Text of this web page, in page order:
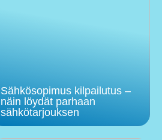
Sähkösopimus kilpailutus –
näin löydät parhaan
sähkötarjouksen